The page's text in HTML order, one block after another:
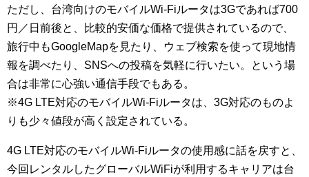
ただし、台湾向けのモバイルWi-Fiルータは3Gであれば700
円／日前後と、比較的安価な価格で提供されているので、
旅行中もGoogleMapを見たり、ウェブ検索を使って現地情
報を調べたり、SNSへの投稿を気軽に行いたい。という場
合は非常に心強い通信手段でもある。
※4G LTE対応のモバイルWi-Fiルータは、3G対応のものよ
りも少々値段が高く設定されている。
4G LTE対応のモバイルWi-Fiルータの使用感に話を戻すと、
今回レンタルしたグローバルWiFiが利用するキャリアは台